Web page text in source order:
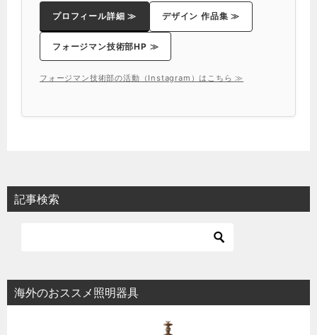
プロフィール詳細 ≫ デザイン 作品集 ≫
フォージマン技術部HP ≫
フォージマン技術部の活動（Instagram）はこちら ≫
記事検索
海外のおススメ照明器具